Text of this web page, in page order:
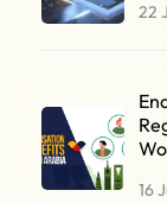
22
16